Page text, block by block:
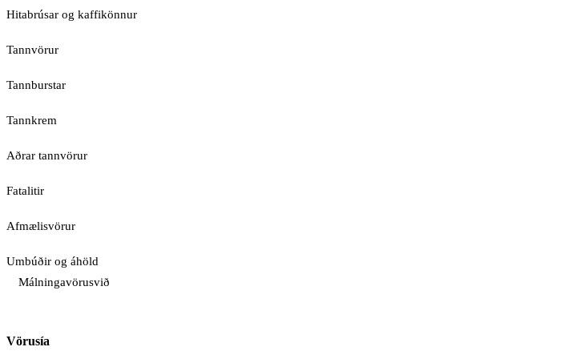
Hitabrúsar og kaffikönnur
Tannvörur
Tannburstar
Tannkrem
Aðrar tannvörur
Fatalitir
Afmælisvörur
Umbúðir og áhöld
Málningavörusvið
Vörusía